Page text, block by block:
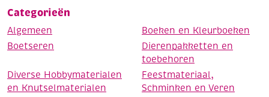
Categorieën
Algemeen
Boeken en Kleurboeken
Boetseren
Dierenpakketten en
toebehoren
Diverse Hobbymaterialen
en Knutselmaterialen
Feestmateriaal,
Schminken en Veren